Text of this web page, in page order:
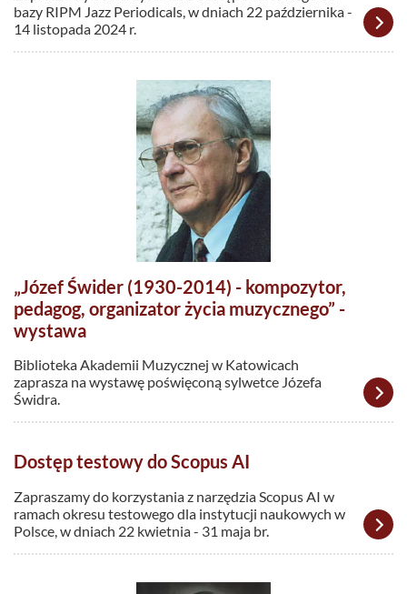
bazy RIPM Jazz Periodicals, w dniach 22 października -
14 listopada 2024 r.
„Józef Świder (1930-2014) - kompozytor,
pedagog, organizator życia muzycznego” -
wystawa
Biblioteka Akademii Muzycznej w Katowicach
zaprasza na wystawę poświęconą sylwetce Józefa
Świdra.
Dostęp testowy do Scopus AI
Zapraszamy do korzystania z narzędzia Scopus AI w
ramach okresu testowego dla instytucji naukowych w
Polsce, w dniach 22 kwietnia - 31 maja br.